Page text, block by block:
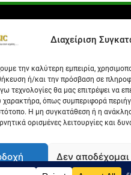
Διαχείριση
την καλύτερη εμπειρία,
ή/και την πρόσβαση σε
τεχνολογίες θα μας επιτρέψει να
όπως συμπεριφορά
Η μη συγκατάθεση ή η
ορισμένες λειτουργίες και
Δεν αποδέχομαι